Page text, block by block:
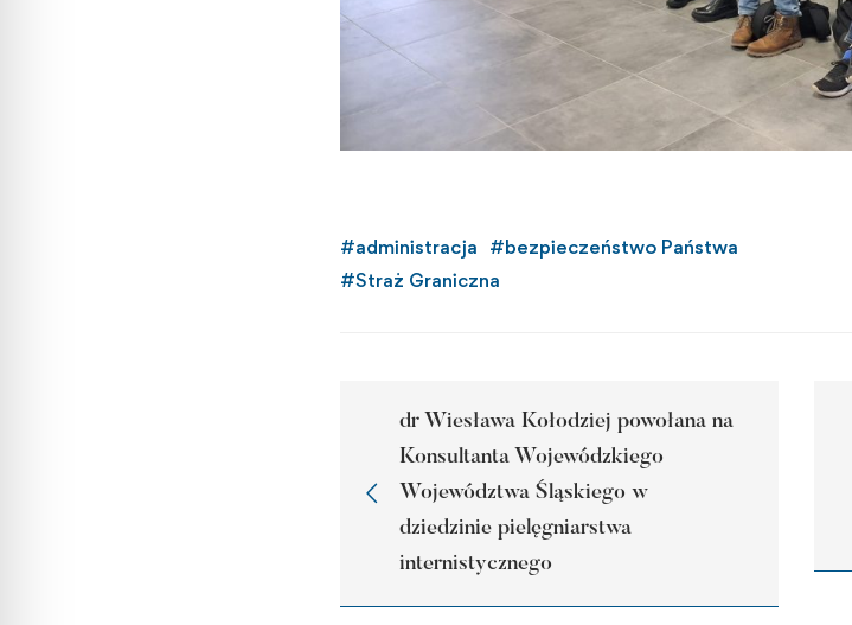
#administracja #bezpieczeństwo Państwa
#Straż Graniczna
dr Wiesława Kołodziej powołana na
Konsultanta Wojewódzkiego
Województwa Śląskiego w
dziedzinie pielęgniarstwa
internistycznego